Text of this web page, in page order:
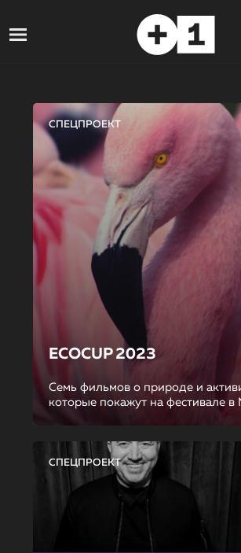
СПЕЦПРОЕКТ
ECOCUP 2023
Семь фильмов о природе и
которые покажут на фестивале в
СПЕЦПРОЕКТ